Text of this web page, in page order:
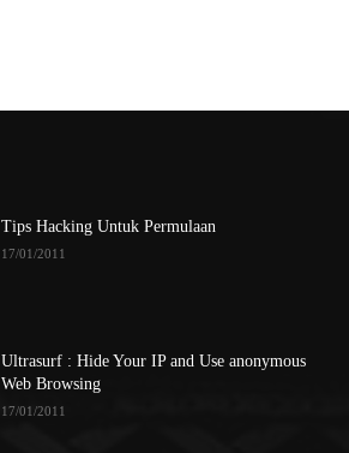
Tips Hacking Untuk Permulaan
17/01/2011
Ultrasurf : Hide Your IP and Use anonymous
Web Browsing
17/01/2011